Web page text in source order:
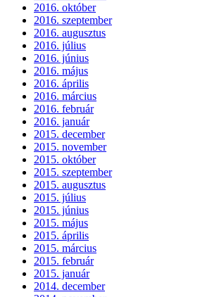
2016. október
2016. szeptember
2016. augusztus
2016. július
2016. június
2016. május
2016. április
2016. március
2016. február
2016. január
2015. december
2015. november
2015. október
2015. szeptember
2015. augusztus
2015. július
2015. június
2015. május
2015. április
2015. március
2015. február
2015. január
2014. december